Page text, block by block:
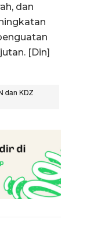
dan
[Din]
dan KDZ